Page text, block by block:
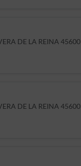
DE LA REINA 45600
DE LA REINA 45600